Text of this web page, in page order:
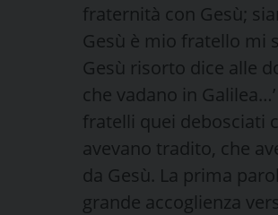
fraternità con Gesù;
Gesù è mio fratello mi
Gesù risorto dice alle
che vadano in
fratelli quei debosciati
avevano tradito, che
da Gesù. La prima
grande accoglienza